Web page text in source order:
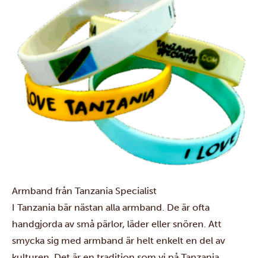
Armband från Tanzania Specialist
I Tanzania bär nästan alla armband. De är ofta
handgjorda av små pärlor, läder eller snören. Att
smycka sig med armband är helt enkelt en del av